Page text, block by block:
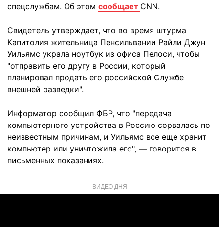
спецслужбам. Об этом сообщает CNN.
Свидетель утверждает, что во время штурма
Капитолия жительница Пенсильвании Райли Джун
Уильямс украла ноутбук из офиса Пелоси, чтобы
"отправить его другу в России, который
планировал продать его российской Службе
внешней разведки".
Информатор сообщил ФБР, что "передача
компьютерного устройства в Россию сорвалась по
неизвестным причинам, и Уильямс все еще хранит
компьютер или уничтожила его", — говорится в
письменных показаниях.
ВИДЕО ДНЯ